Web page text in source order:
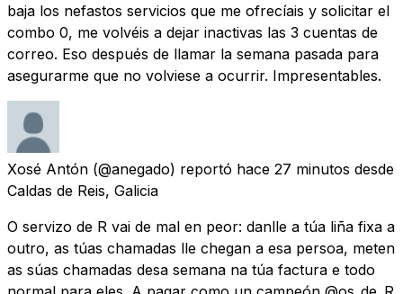
baja los nefastos servicios que me ofrecíais y solicitar el
combo 0, me volvéis a dejar inactivas las 3 cuentas de
correo. Eso después de llamar la semana pasada para
asegurarme que no volviese a ocurrir. Impresentables.
Xosé Antón (@anegado) reportó hace 27 minutos desde
Caldas de Reis, Galicia
O servizo de R vai de mal en peor: danlle a túa liña fixa a
outro, as túas chamadas lle chegan a esa persoa, meten
as súas chamadas desa semana na túa factura e todo